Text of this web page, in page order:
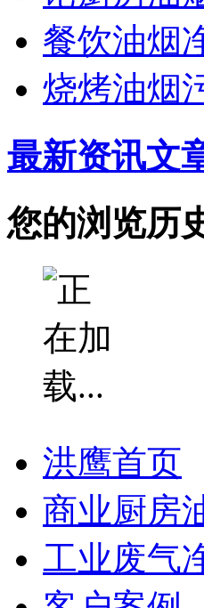
餐饮油烟
烧烤油烟
最新资讯文
您的浏览历
洪鹰首页
商业厨房
工业废气